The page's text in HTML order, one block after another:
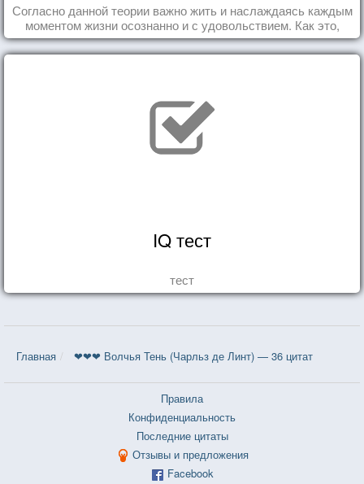
Согласно данной теории важно жить и наслаждаясь каждым
моментом жизни осознанно и с удовольствием. Как это,
попробуем разобраться на реальных примерах.
IQ тест
тест
Главная ❤❤❤ Волчья Тень (Чарльз де Линт) — 36 цитат
Правила
Конфиденциальность
Последние цитаты
Отзывы и предложения
Facebook